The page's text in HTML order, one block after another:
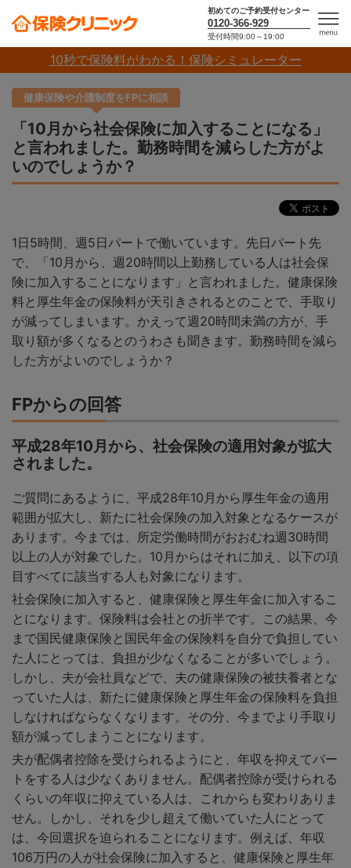
10秒で保険料がわかる！保険シミュレーター
初めてのご予約受付センター
0120-366-929
受付時間9:00～19:00
健康保険や介護制度をFPに相談
「10月から社会保険に加入することになる」
と言われました。勤務時間を減らした方がよ
いのでしょうか？
1日5時間、週5日パートで働いています。先日パート先
で、「10月から、週20時間以上勤務している人は社会保
険に加入することになります」と言われました。健康保険
料と厚生年金の保険料が天引きされるとのことで、手取り
が減ってしまいます。かえって週20時間未満の方が、手
取り額が多くなるとのうわさも聞きます。勤務時間を減ら
した方がよいのでしょうか？
FPからの回答
平成28年10月から、社会保険の適用対象が拡大
されました。
ご質問にあるように、平成28年10月から厚生年金の適用
範囲が拡大し、新たに社会保険の加入対象となるケースが
あります。今までは、所定労働時間がおおむね週30時間
以上の人が対象でした。10月からはそれに加え、以下の項
目すべてに該当する人も対象になります。
社会保険に加入すると、健康保険と厚生年金に加入するこ
とになります。保険料は会社との折半です。この結果、今
まで国民健康保険と国民年金の保険料を自分で負担してい
た人にとっては、負担が少なくなることが多いでしょう。
しかし、夫が会社員などで、夫の健康保険の被扶養者とな
っていた人は、新たに健康保険と厚生年金の保険料を負担
しなければならなくなります。その分、今までより手取り
額が減ってしまうことになります。
夫が配偶者控除を受けられるようにと、年収を抑えてパー
トをする人は少なくありません。配偶者控除が受けられる
くらいの年収に抑えている人は、これからも変わりありま
せん。しかし、それを少し超えて働いていた人にとって
は、今回選択を迫られることになります。例えば、年収
106万円の人が社会保険に加入すると、健康保険と厚生年